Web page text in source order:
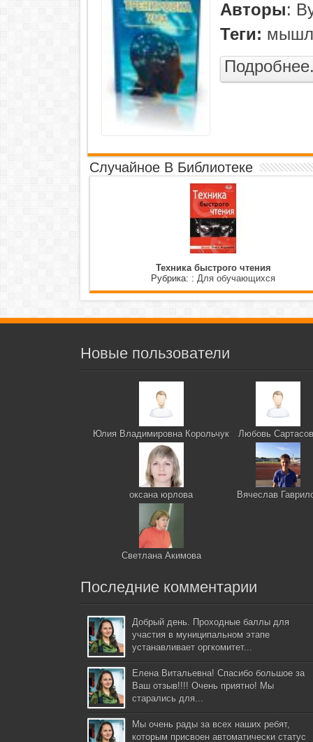
Авторы:
Теги:
Случайное В Библиотеке
Техника быстрого чтения
Рубрика: : Для обучающихся
Новые пользователи
Юлия Владимировна Корольчук Любовь
оксана юрлова Вячеслав
Светлана Акимова
Последние комментарии
Добрый день. Проходные баллы для
участия в муниципальном этапе
устанавливает оргкомитет...
Елена Витальевна! Спасибо большое за
Ваш отзыв!!!! Очень приятно! Мы
старались для...
Мы очень рады за всех наших ребят,
которым присвоен автоматически статус